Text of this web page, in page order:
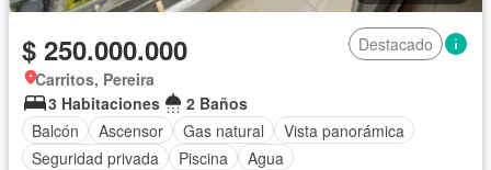
$ 250.000.000
Destacado
Carritos, Pereira
3 Habitaciones
2 Baños
Balcón
Ascensor Gas natural
Vista panorámica
Seguridad privada
Piscina Agua